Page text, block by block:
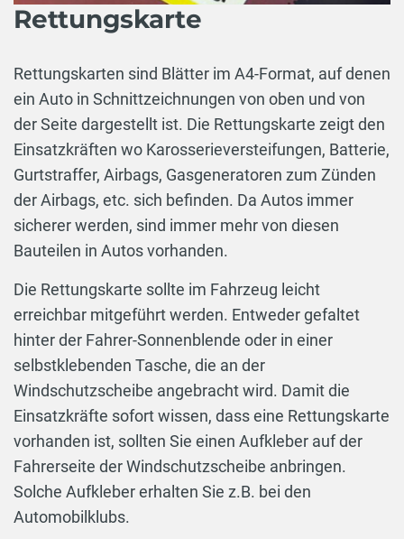
Rettungskarte
Rettungskarten sind Blätter im A4-Format, auf denen
ein Auto in Schnittzeichnungen von oben und von
der Seite dargestellt ist. Die Rettungskarte zeigt den
Einsatzkräften wo Karosserieversteifungen, Batterie,
Gurtstraffer, Airbags, Gasgeneratoren zum Zünden
der Airbags, etc. sich befinden. Da Autos immer
sicherer werden, sind immer mehr von diesen
Bauteilen in Autos vorhanden.
Die Rettungskarte sollte im Fahrzeug leicht
erreichbar mitgeführt werden. Entweder gefaltet
hinter der Fahrer-Sonnenblende oder in einer
selbstklebenden Tasche, die an der
Windschutzscheibe angebracht wird. Damit die
Einsatzkräfte sofort wissen, dass eine Rettungskarte
vorhanden ist, sollten Sie einen Aufkleber auf der
Fahrerseite der Windschutzscheibe anbringen.
Solche Aufkleber erhalten Sie z.B. bei den
Automobilklubs.